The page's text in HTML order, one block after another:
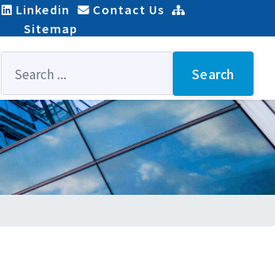
Linkedin
Contact Us
Sitemap
Search
Search